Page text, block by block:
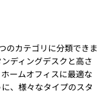
のカテゴリに分類できま
ディングデスクと高さ
ームオフィスに最適な
、様々なタイプのスタ